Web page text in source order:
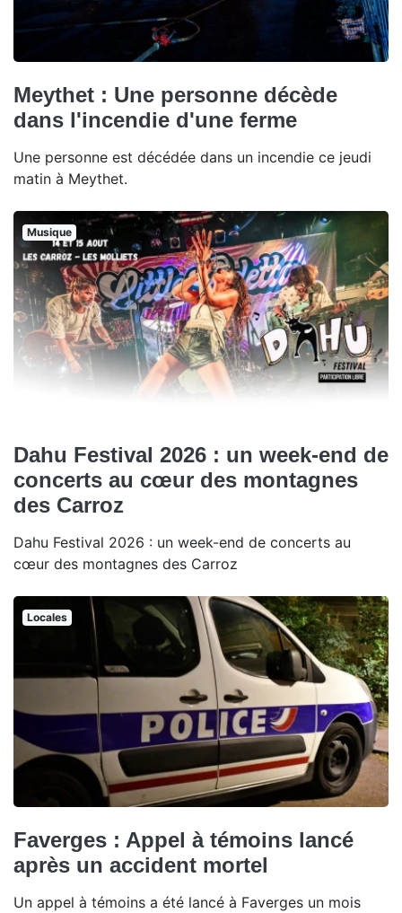
Meythet : Une personne décède
dans l'incendie d'une ferme
Une personne est décédée dans un incendie ce jeudi
matin à Meythet.
Musique
Dahu Festival 2026 : un week-end de
concerts au cœur des montagnes
des Carroz
Dahu Festival 2026 : un week-end de concerts au
cœur des montagnes des Carroz
Locales
Faverges : Appel à témoins lancé
après un accident mortel
Un appel à témoins a été lancé à Faverges un mois